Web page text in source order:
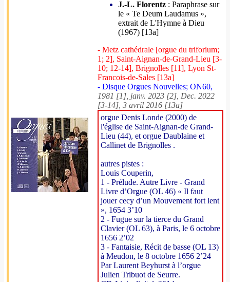
J.-L. Florentz : Paraphrase sur
le « Te Deum Laudamus »,
extrait de L'Hymne à Dieu
(1967) [13a]
- Metz cathédrale [orgue du triforium;
1; 2], Saint-Aignan-de-Grand-Lieu [3-
10; 12-14], Brignolles [11], Lyon St-
Francois-de-Sales [13a]
- Disque Orgues Nouvelles; ON60,
1981 [1], janv. 2023 [2], Dec. 2022
[3-14], 3 avril 2016 [13a]
orgue Denis Londe (2000) de
l'église de Saint-Aignan-de Grand-
Lieu (44), et orgue Daublaine et
Callinet de Brignolles .
autres pistes :
Louis Couperin,
1 - Prélude. Autre Livre - Grand
Livre d’Orgue (OL 46) « Il faut
jouer cecy d’un Mouvement fort lent
», 1654 3’10
2 - Fugue sur la tierce du Grand
Clavier (OL 63), à Paris, le 6 octobre
1656 2’02
3 - Fantaisie, Récit de basse (OL 13)
à Meudon, le 8 octobre 1656 2’24
Par Laurent Beyhurst à l’orgue
Julien Tribuot de Seurre.